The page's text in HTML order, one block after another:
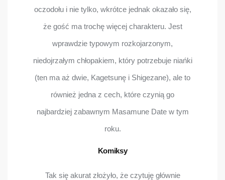
oczodołu i nie tylko, wkrótce jednak okazało się,
że gość ma trochę więcej charakteru. Jest
wprawdzie typowym rozkojarzonym,
niedojrzałym chłopakiem, który potrzebuje niańki
(ten ma aż dwie, Kagetsunę i Shigezane), ale to
również jedna z cech, które czynią go
najbardziej zabawnym Masamune Date w tym
roku.
Komiksy
Tak się akurat złożyło, że czytuję głównie